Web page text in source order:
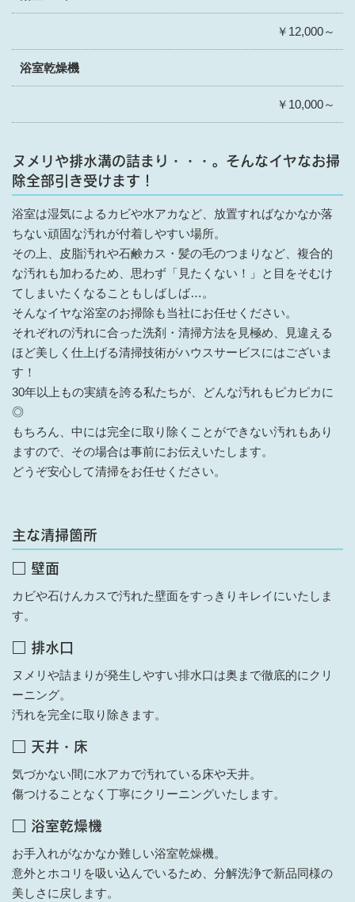
￥12,000～
浴室乾燥機
￥10,000～
ヌメリや排水溝の詰まり・・・。そんなイヤなお掃
除全部引き受けます！
浴室は湿気によるカビや水アカなど、放置すればなかなか落
ちない頑固な汚れが付着しやすい場所。
その上、皮脂汚れや石鹸カス・髪の毛のつまりなど、複合的
な汚れも加わるため、思わず「見たくない！」と目をそむけ
てしまいたくなることもしばしば…。
そんなイヤな浴室のお掃除も当社にお任せください。
それぞれの汚れに合った洗剤・清掃方法を見極め、見違える
ほど美しく仕上げる清掃技術がハウスサービスにはございま
す！
30年以上もの実績を誇る私たちが、どんな汚れもピカピカに
◎
もちろん、中には完全に取り除くことができない汚れもあり
ますので、その場合は事前にお伝えいたします。
どうぞ安心して清掃をお任せください。
主な清掃箇所
□ 壁面
カビや石けんカスで汚れた壁面をすっきりキレイにいたしま
す。
□ 排水口
ヌメリや詰まりが発生しやすい排水口は奥まで徹底的にクリ
ーニング。
汚れを完全に取り除きます。
□ 天井・床
気づかない間に水アカで汚れている床や天井。
傷つけることなく丁寧にクリーニングいたします。
□ 浴室乾燥機
お手入れがなかなか難しい浴室乾燥機。
意外とホコリを吸い込んでいるため、分解洗浄で新品同様の
美しさに戻します。